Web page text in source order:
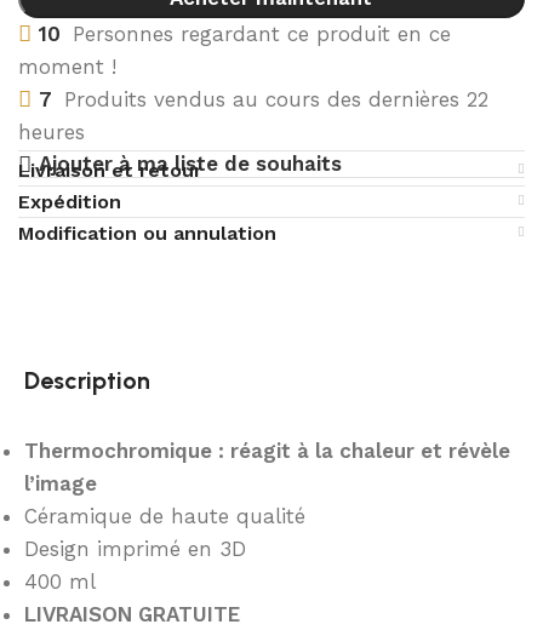
10 Personnes regardant ce produit en ce
moment !
7 Produits vendus au cours des dernières 22
heures
Ajouter à ma liste de souhaits
Livraison et retour
Expédition
Modification ou annulation
Description
Thermochromique : réagit à la chaleur et révèle
l’image
Céramique de haute qualité
Design imprimé en 3D
400 ml
LIVRAISON GRATUITE